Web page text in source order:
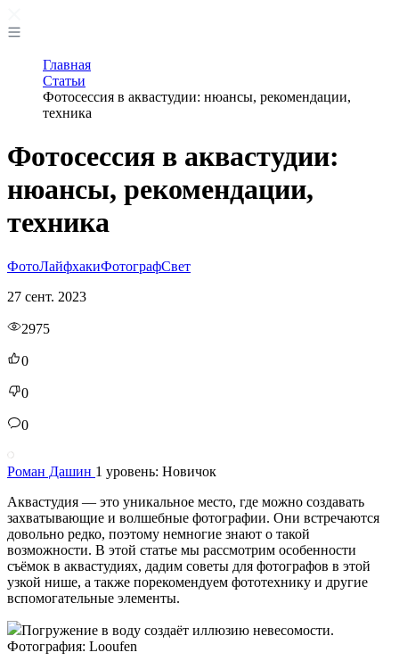
Главная
Статьи
Фотосессия в аквастудии: нюансы, рекомендации,
техника
Фотосессия в аквастудии:
нюансы, рекомендации,
техника
ФотоЛайфхакиФотографСвет
27 сент. 2023
2975
0
0
0
Роман Дашин 1 уровень: Новичок
Аквастудия — это уникальное место, где можно создавать
захватывающие и волшебные фотографии. Они встречаются
довольно редко, поэтому немногие знают о такой
возможности. В этой статье мы рассмотрим особенности
съёмок в аквастудиях, дадим советы для фотографов в этой
узкой нише, а также порекомендуем фототехнику и другие
вспомогательные элементы.
Погружение в воду создаёт иллюзию невесомости.
Фотография: Looufen